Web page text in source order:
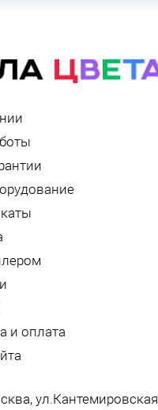
и оплата
ул.Кантемировская